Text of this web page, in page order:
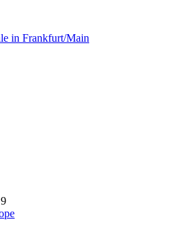
in Frankfurt/Main